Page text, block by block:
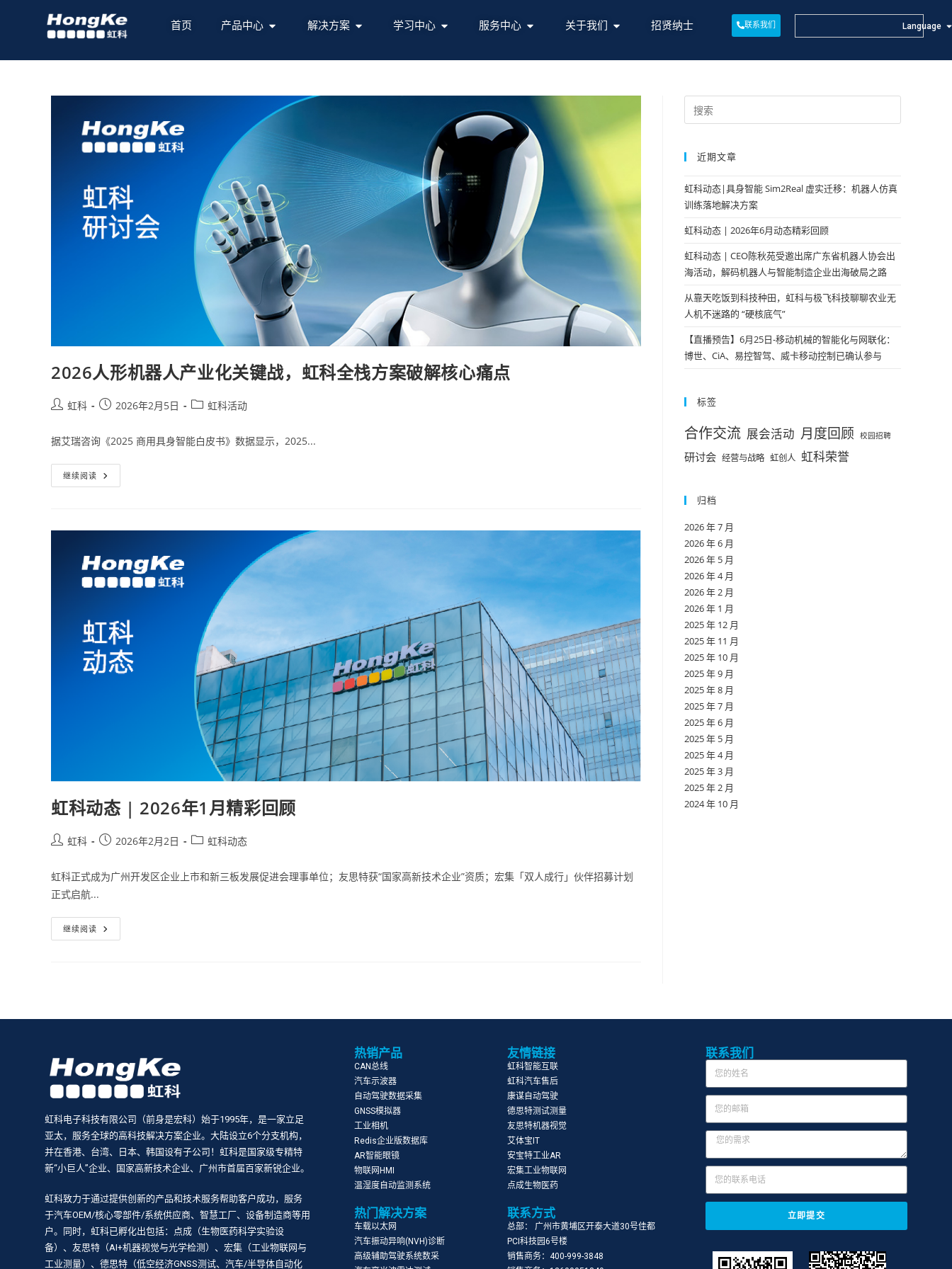
首页 产品中心 解决方案 学习中心 服务中心 关于我们 招贤纳士 联系我们 Language
2026人形机器人产业化关键战，虹科全栈方案破解核心痛点
虹科 2026年2月5日 虹科活动
据艾瑞咨询《2025 商用具身智能白皮书》数据显示，2025...
继续阅读
虹科动态 | 2026年1月精彩回顾
虹科 2026年2月2日 虹科动态
虹科正式成为广州开发区企业上市和新三板发展促进会理事单位；友思特获“国家高新技术企业”资质；宏集「双人成行」伙伴招募计划
正式启航...
继续阅读
近期文章
虹科动态|具身智能 Sim2Real 虚实迁移：机器人仿真
训练落地解决方案
虹科动态 | 2026年6月动态精彩回顾
虹科动态 | CEO陈秋苑受邀出席广东省机器人协会出
海活动，解码机器人与智能制造企业出海破局之路
从靠天吃饭到科技种田，虹科与极飞科技聊聊农业无
人机不迷路的 “硬核底气”
【直播预告】6月25日-移动机械的智能化与网联化：
博世、CiA、易控智驾、威卡移动控制已确认参与
标签
合作交流 展会活动 月度回顾 校园招聘
研讨会 经营与战略 虹创人 虹科荣誉
归档
2026 年 7 月
2026 年 6 月
2026 年 5 月
2026 年 4 月
2026 年 2 月
2026 年 1 月
2025 年 12 月
2025 年 11 月
2025 年 10 月
2025 年 9 月
2025 年 8 月
2025 年 7 月
2025 年 6 月
2025 年 5 月
2025 年 4 月
2025 年 3 月
2025 年 2 月
2024 年 10 月
虹科电子科技有限公司（前身是宏科）始于1995年，是一家立足
亚太，服务全球的高科技解决方案企业。大陆设立6个分支机构，
并在香港、台湾、日本、韩国设有子公司！虹科是国家级专精特
新“小巨人”企业、国家高新技术企业、广州市首届百家新锐企业。
虹科致力于通过提供创新的产品和技术服务帮助客户成功，服务
于汽车OEM/核心零部件/系统供应商、智慧工厂、设备制造商等用
户。同时，虹科已孵化出包括：点成（生物医药科学实验设
备）、友思特（AI+机器视觉与光学检测）、宏集（工业物联网与
工业测量）、德思特（低空经济GNSS测试、汽车/半导体自动化
热销产品
CAN总线
汽车示波器
自动驾驶数据采集
GNSS模拟器
工业相机
Redis企业版数据库
AR智能眼镜
物联网HMI
温湿度自动监测系统
热门解决方案
车载以太网
汽车振动异响(NVH)诊断
高级辅助驾驶系统数采
友情链接
虹科智能互联
虹科汽车售后
康谋自动驾驶
德思特测试测量
友思特机器视觉
艾体宝IT
安宝特工业AR
宏集工业物联网
点成生物医药
联系方式
总部： 广州市黄埔区开泰大道30号佳都
PCI科技园6号楼
销售商务：400-999-3848
联系我们
立即提交